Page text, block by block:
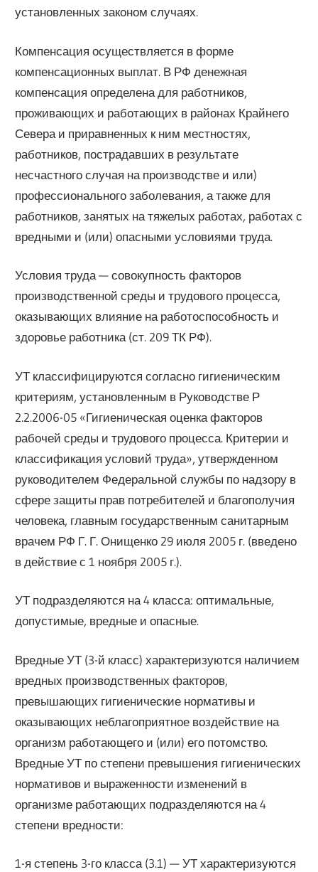
установленных законом случаях.
Компенсация осуществляется в форме
компенсационных выплат. В РФ денежная
компенсация определена для работников,
проживающих и работающих в районах Крайнего
Севера и приравненных к ним местностях,
работников, пострадавших в результате
несчастного случая на производстве и или)
профессионального заболевания, а также для
работников, занятых на тяжелых работах, работах с
вредными и (или) опасными условиями труда.
Условия труда — совокупность факторов
производственной среды и трудового процесса,
оказывающих влияние на работоспособность и
здоровье работника (ст. 209 ТК РФ).
УТ классифицируются согласно гигиеническим
критериям, установленным в Руководстве Р
2.2.2006-05 «Гигиеническая оценка факторов
рабочей среды и трудового процесса. Критерии и
классификация условий труда», утвержденном
руководителем Федеральной службы по надзору в
сфере защиты прав потребителей и благополучия
человека, главным государственным санитарным
врачем РФ Г. Г. Онищенко 29 июля 2005 г. (введено
в действие с 1 ноября 2005 г.).
УТ подразделяются на 4 класса: оптимальные,
допустимые, вредные и опасные.
Вредные УТ (3-й класс) характеризуются наличием
вредных производственных факторов,
превышающих гигиенические нормативы и
оказывающих неблагоприятное воздействие на
организм работающего и (или) его потомство.
Вредные УТ по степени превышения гигиенических
нормативов и выраженности изменений в
организме работающих подразделяются на 4
степени вредности:
1-я степень 3-го класса (3.1) — УТ характеризуются